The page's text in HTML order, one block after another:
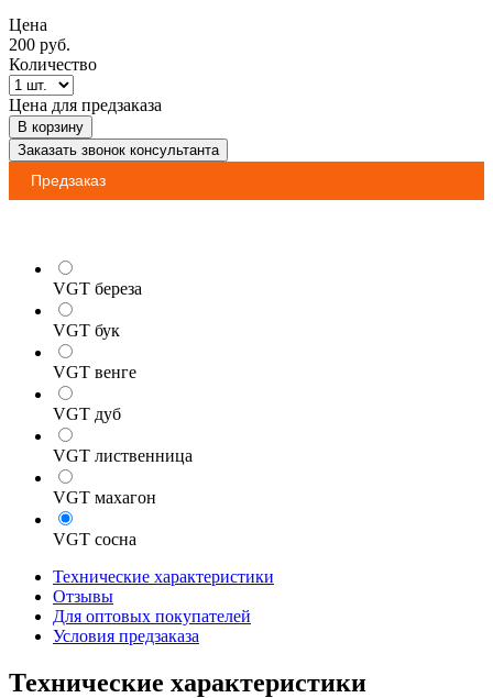
Цена
200 руб.
Количество
Цена для предзаказа
В корзину
Заказать звонок консультанта
Предзаказ
VGT береза
VGT бук
VGT венге
VGT дуб
VGT лиственница
VGT махагон
VGT сосна
Технические характеристики
Отзывы
Для оптовых покупателей
Условия предзаказа
Технические характеристики